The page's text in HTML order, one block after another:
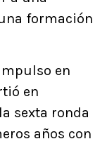
formación
en
en
sexta ronda
años con